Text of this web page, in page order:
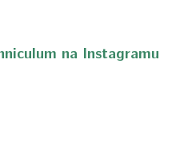
na Instagramu